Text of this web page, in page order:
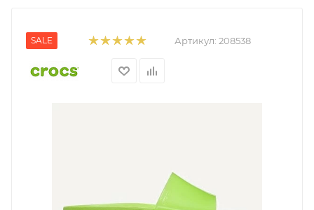
SALE Артикул: 208538